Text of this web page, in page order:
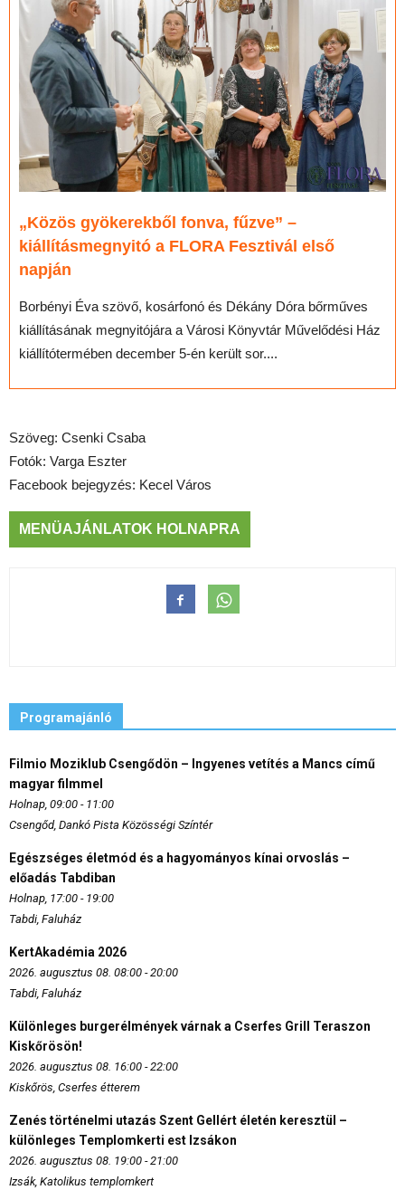
„Közös gyökerekből fonva, fűzve” –
kiállításmegnyitó a FLORA Fesztivál első
napján
Borbényi Éva szövő, kosárfonó és Dékány Dóra bőrműves
kiállításának megnyitójára a Városi Könyvtár Művelődési Ház
kiállítótermében december 5-én került sor....
Szöveg: Csenki Csaba
Fotók: Varga Eszter
Facebook bejegyzés: Kecel Város
MENÜAJÁNLATOK HOLNAPRA
Programajánló
Filmio Moziklub Csengődön – Ingyenes vetítés a Mancs című
magyar filmmel
Holnap, 09:00 - 11:00
Csengőd, Dankó Pista Közösségi Színtér
Egészséges életmód és a hagyományos kínai orvoslás –
előadás Tabdiban
Holnap, 17:00 - 19:00
Tabdi, Faluház
KertAkadémia 2026
2026. augusztus 08. 08:00 - 20:00
Tabdi, Faluház
Különleges burgerélmények várnak a Cserfes Grill Teraszon
Kiskőrösön!
2026. augusztus 08. 16:00 - 22:00
Kiskőrös, Cserfes étterem
Zenés történelmi utazás Szent Gellért életén keresztül –
különleges Templomkerti est Izsákon
2026. augusztus 08. 19:00 - 21:00
Izsák, Katolikus templomkert